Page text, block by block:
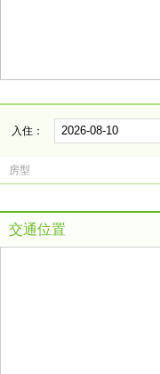
入住：
房型
交通位置